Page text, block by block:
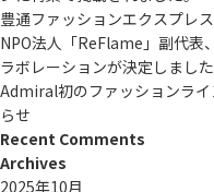
豊通ファッションエクスプレ
NPO法人「ReFlame」副代表
ラボレーションが決定しました
Admiral初のファッションラ
らせ
Recent Comments
Archives
2025年10月